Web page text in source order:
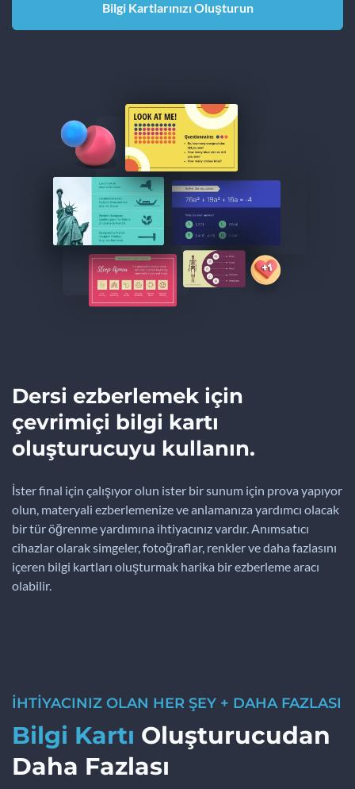
Bilgi Kartlarınızı Oluşturun
Dersi ezberlemek için
çevrimiçi bilgi kartı
oluşturucuyu kullanın.
İster final için çalışıyor olun ister bir sunum için prova yapıyor
olun, materyali ezberlemenize ve anlamanıza yardımcı olacak
bir tür öğrenme yardımına ihtiyacınız vardır. Anımsatıcı
cihazlar olarak simgeler, fotoğraflar, renkler ve daha fazlasını
içeren bilgi kartları oluşturmak harika bir ezberleme aracı
olabilir.
İHTİYACINIZ OLAN HER ŞEY + DAHA FAZLASI
Bilgi Kartı Oluşturucudan
Daha Fazlası